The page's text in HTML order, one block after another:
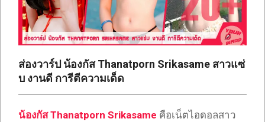
คน
กระแส
เซ็กซี่
ONLYFANS
TIKTOK
ส่องวาร์ป น้องกัส Thanatporn Srikasame สาวแซ่
บ งานดี การีตีความเด็ด
น้องกัส Thanatporn Srikasame คือเน็ตไอดอลสาว